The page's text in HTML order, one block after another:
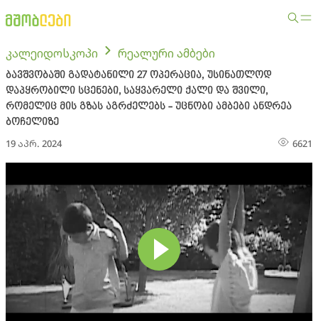
კალეიდოსკოპი რეალური ამბები
ბავშვობაში გადატანილი 27 ოპერაცია, უსინათლოდ
დაპყრობილი სცენები, საყვარელი ქალი და შვილი,
რომელიც მის გზას აგრძელებს - უცნობი ამბები ანდრეა
ბოჩელიზე
19 აპრ. 2024 6621